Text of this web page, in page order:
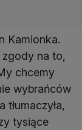
Kamionka.
na to,
chcemy
wybrańców
tłumaczyła,
tysiące